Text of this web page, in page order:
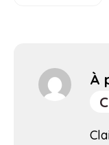
À